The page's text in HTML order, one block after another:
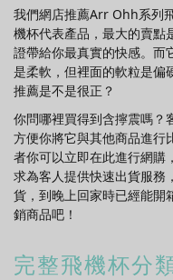
我們網店推薦Arr Ohh系列
機杯代表產品，最大的賣點
證帶給你最真實的快感。而
是柔軟，但裡面的軟粒是偏
推薦是不是很正？
你問哪裡買得到含擰震嗎？
方便你將它與其他商品進行
者你可以立即在此進行網購
求為客人提供快速出貨服務
貨，到晚上回家時已經能開
銷商品吧！
完整飛機杯分